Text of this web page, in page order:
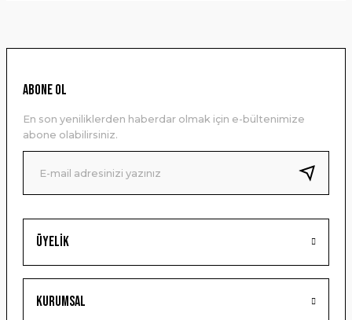
Ürün resmi kalitesiz, bozuk veya görüntülenemiyor.
Ürün bilgilerinde hatalar bulunuyor.
Ürün fiyatı diğer sitelerden daha pahalı.
Bu ürüne benzer farklı alternatifler olmalı.
Gönder
Üyelik
Kurumsal
ABONE OL
En son yeniliklerden haberdar olmak için e-bültenimize
abone olabilirsiniz.